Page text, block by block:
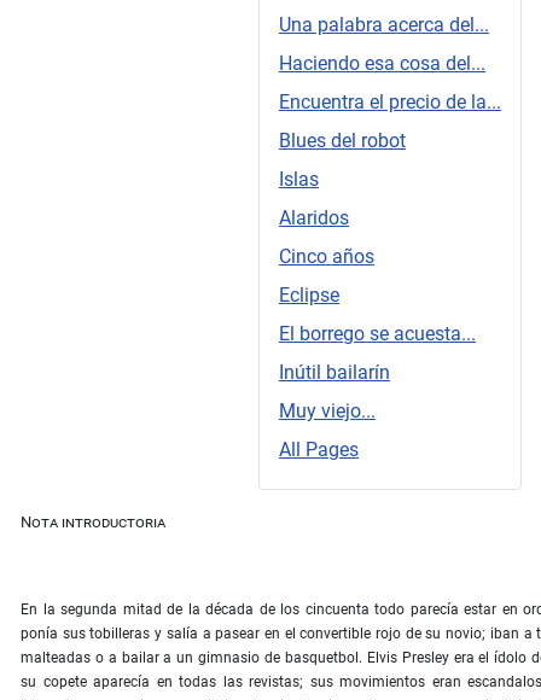
Una palabra acerca del...
Haciendo esa cosa del...
Encuentra el precio de la...
Blues del robot
Islas
Alaridos
Cinco años
Eclipse
El borrego se acuesta...
Inútil bailarín
Muy viejo...
All Pages
Nota introductoria
En la segunda mitad de la década de los cincuenta todo parecía estar en
ponía sus tobilleras y salía a pasear en el convertible rojo de su novio; iban a
malteadas o a bailar a un gimnasio de basquetbol. Elvis Presley era el ídolo
su copete aparecía en todas las revistas; sus movimientos eran